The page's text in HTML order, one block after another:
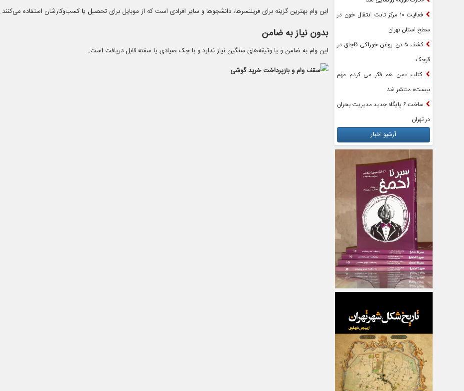
فعالیت ۱۰ مرکز ثابت انتقال خون در
سطح استان تهران
کشف ۵ تن روغن خوراکی قاچاق در
قرچک
کتاب «من هم فکر می کردم مهم
نیست» منتشر شد
ساخت ۶ پایگاه جدید مدیریت بحران
در تهران
آرشیو اخبار
این وام بهترین گزینه برای فریلنسرها، دانشجوها و سایر افرادی است که از موبایل برای تحصیل یا کسب‌وکارشان استفاده می‌کنند.
بدون نیاز به ضامن
این وام به ضامن و یا وثیقه‌های سنگین نیاز ندارد و با چک صیادی یا سفته قابل دریافت است.